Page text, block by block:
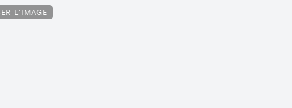
L'IMAGE